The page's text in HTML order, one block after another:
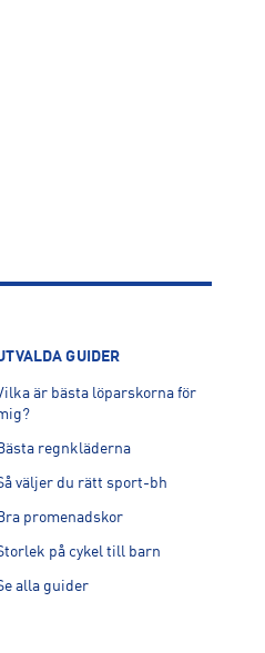
GUIDER
är bästa löparskorna för
regnkläderna
väljer du rätt sport-bh
promenadskor
på cykel till barn
alla guider